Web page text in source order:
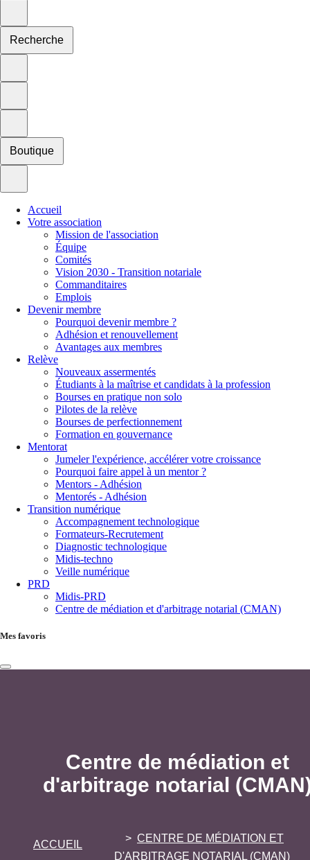
Recherche
Boutique
Accueil
Votre association
Mission de l'association
Équipe
Comités
Vision 2030 - Transition notariale
Commanditaires
Emplois
Devenir membre
Pourquoi devenir membre ?
Adhésion et renouvellement
Avantages aux membres
Relève
Nouveaux assermentés
Étudiants à la maîtrise et candidats à la profession
Bourses en pratique non solo
Pilotes de la relève
Bourses de perfectionnement
Formation en gouvernance
Mentorat
Jumeler l'expérience, accélérer votre croissance
Pourquoi faire appel à un mentor ?
Mentors - Adhésion
Mentorés - Adhésion
Transition numérique
Accompagnement technologique
Formateurs-Recrutement
Diagnostic technologique
Midis-techno
Veille numérique
PRD
Midis-PRD
Centre de médiation et d'arbitrage notarial (CMAN)
Mes favoris
Centre de médiation et
d'arbitrage notarial
ACCUEIL
CENTRE DE MÉDIATION ET
D'ARBITRAGE NOTARIAL (CMAN)